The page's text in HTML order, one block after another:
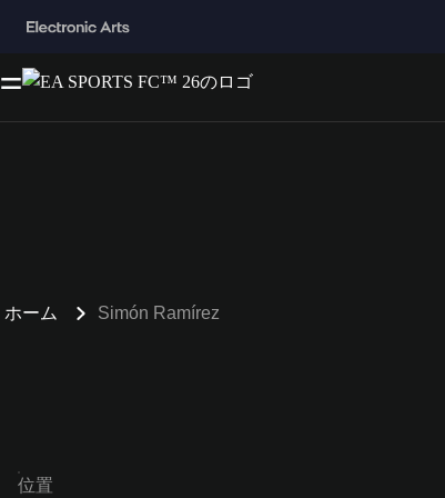
ホーム Simón Ramírez
位置